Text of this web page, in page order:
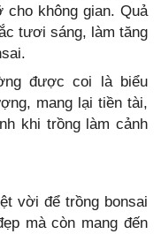
cho không gian. Quả
tươi sáng, làm tăng
được coi là biểu
mang lại tiền tài,
khi trồng làm cảnh
vời để trồng bonsai
mà còn mang đến